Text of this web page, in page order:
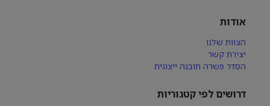
אודות
הצוות שלנו
יצירת קשר
הסדר פשרה תובנה ייצוגית
דרושים לפי קטגוריות